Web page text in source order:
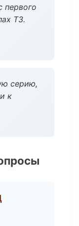
первого
ТЗ.
серию,
к